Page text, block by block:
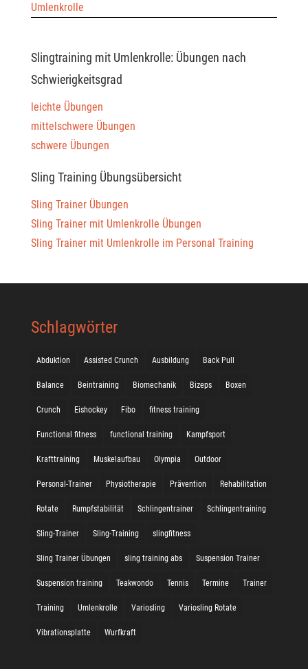
Umlenkrolle
Slingtraining mit Umlenkrolle: Übungen nach
Schwierigkeitsgrad
leichte Übungen
mittelschwere Übungen
schwere Übungen
Sling Training Übungsübersicht
Sling Trainer Übungen
Sling Trainer mit Umlenkrolle Übungen
Sling Trainer mit Umlenkrolle im Personal Training
Schlagwörter
Abduktion Assisted Crunch Ausbildung Back Pull
Balance Beintraining Biomechanik Bizeps Boxen
Crunch Eishockey Fibo fitness training
Functional fitness functional training Kampfsport
Krafttraining Muskelaufbau Olympia Outdoor
Personal-Trainer Physiotherapie Prävention Rehabilitation
Rotate Rumpfstabilität Schlingentrainer Schlingentraining
Sling-Trainer Sling-Training slingfitness
Sling Trainer Übungen sling training abs Suspension Trainer
Suspension training Teakwondo Tennis Termine Trainer
Training Umlenkrolle Variosling Variosling Rotate
Vibrationsplatte Wurfkraft